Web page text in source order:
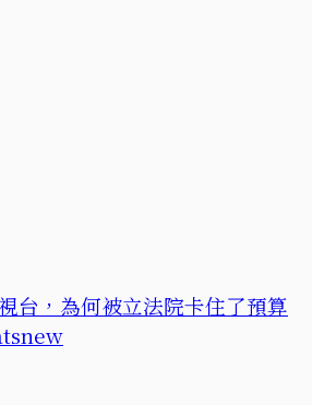
台，為何被立法院卡住了預算